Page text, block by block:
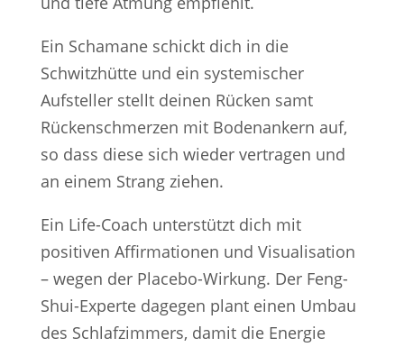
Ein Schamane schickt dich in die
Schwitzhütte und ein systemischer
Aufsteller stellt deinen Rücken samt
Rückenschmerzen mit Bodenankern auf,
so dass diese sich wieder vertragen und
an einem Strang ziehen.
Ein Life-Coach unterstützt dich mit
positiven Affirmationen und Visualisation
– wegen der Placebo-Wirkung. Der Feng-
Shui-Experte dagegen plant einen Umbau
des Schlafzimmers, damit die Energie